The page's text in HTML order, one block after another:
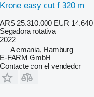
Krone easy cut f 320 m
ARS 25.310.000 EUR 14.640
Segadora rotativa
2022
Alemania, Hamburg
E-FARM GmbH
Contacte con el vendedor